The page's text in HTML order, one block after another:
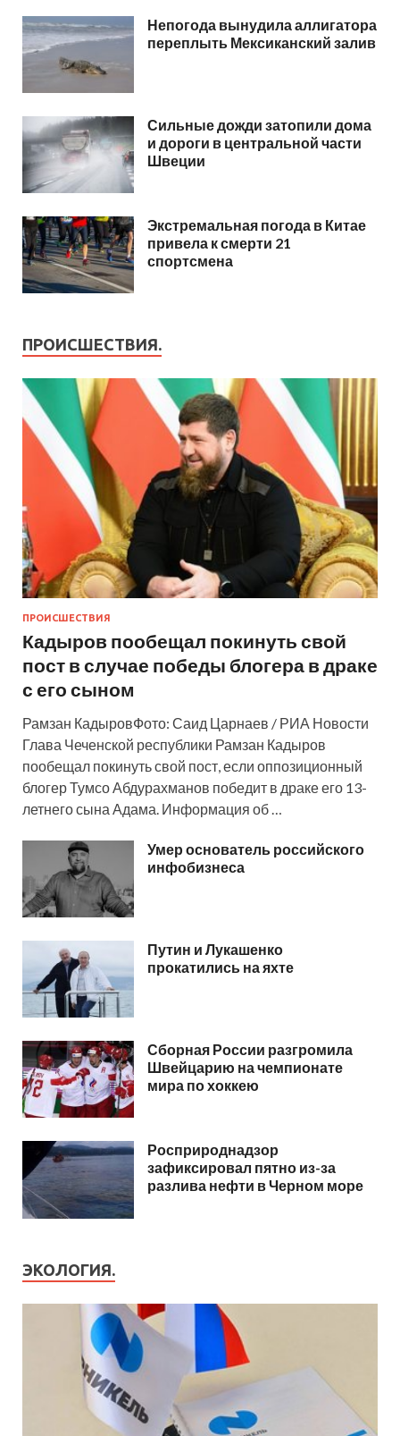
Непогода вынудила аллигатора
переплыть Мексиканский залив
Сильные дожди затопили дома
и дороги в центральной части
Швеции
Экстремальная погода в Китае
привела к смерти 21
спортсмена
ПРОИСШЕСТВИЯ.
ПРОИСШЕСТВИЯ
Кадыров пообещал покинуть свой
пост в случае победы блогера в драке
с его сыном
Рамзан КадыровФото: Саид Царнаев / РИА Новости
Глава Чеченской республики Рамзан Кадыров
пообещал покинуть свой пост, если оппозиционный
блогер Тумсо Абдурахманов победит в драке его 13-
летнего сына Адама. Информация об …
Умер основатель российского
инфобизнеса
Путин и Лукашенко
прокатились на яхте
Сборная России разгромила
Швейцарию на чемпионате
мира по хоккею
Росприроднадзор
зафиксировал пятно из-за
разлива нефти в Черном море
ЭКОЛОГИЯ.